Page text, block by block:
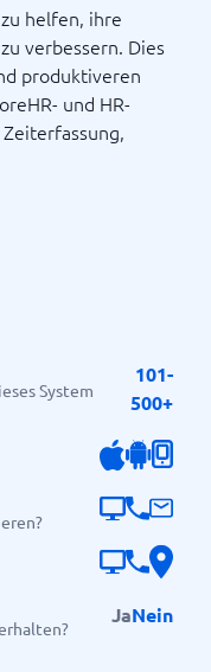
helfen, ihre
verbessern. Dies
produktiveren
und HR-
System
101-
500+
JaNein